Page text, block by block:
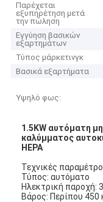
Παρέχεται
εξυπηρέτηση μετά
την πώληση
Εγγύηση βασικών
εξαρτημάτων
Τύπος μάρκετινγκ
Βασικά εξαρτήματα
Υψηλό φως:
1.5KW αυτόματη
καλύμματος
HEPA
Τεχνικές
Τύπος: αυτόματο
Ηλεκτρική παροχή:
Βάρος: Περίπου 450